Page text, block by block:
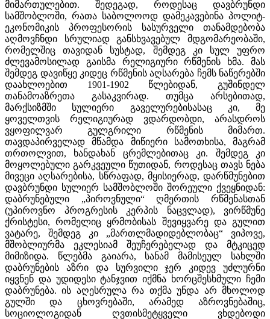
მიმართულებით. შედეგად, როდესაც დავბრუნდი
სამშობლოში, რათა საბოლოოდ დამეკავებინა პოლიტ-
ეკონომიკის პროფესორის სასურველი თანამდებობა
აღმოვჩნდი სრულიად განსხვავებულ მდგომარეობაში,
რომელშიც თავიდან სუსტად, შემდეგ კი სულ უფრო
ძლევამოსილად გაისმა რელიგიური რწმენის ხმა. მას
შემდეგ დავიწყე კიდეც რწმენის აღსარება ჩემს ნაწერებში
დაახლოებით 1901-1902 წლებიდან, გუშინდელ
თანამოაზრეთა გასაკვირად. თუმცა არსებითად,
მარქსიზმში სულიერი გაველურებისასაც კი, მე
ყოველთვის რელიგიურად ვდარდობდი, არასდროს
ვყოფილვარ გულგრილი რწმენის მიმართ.
თავდაპირველად მწამდა მიწიერი სამოთხისა, მაგრამ
თრთოლვით, ხანდახან ცრემლებითაც კი. შემდეგ კი
მოყოლებული გარკვეული წუთიდან, როდესაც თავს ნება
მივეცი აღსარებისა, სწრაფად, მყისიერად, დარწმუნებით
დავბრუნდი სულიერ სამშობლოში შორეული ქვეყნიდან:
დაბრუნებული „პიროვნული“ ღმერთის რწმენასთან
(უპიროვნო პროგრესის კერპის ნაცვლად), ვირწმუნე
ქრისტესი, რომელიც ყრმობისას შევიყვარე და გულით
ვატარე, შემდეგ კი „მართლმადიდებლობაც“ ვიპოვე,
მშობლიურმა ეკლესიამ შეუჩერებელად და მტკიცედ
მიმიზიდა. წლებმა გაიარა, სანამ მამისეულ სახლში
დაბრუნების აზრი და სურვილი ჯერ კიდევ უძლურნი
იყვნენ და უდიდესი ტანჯვით იქმნა ხორცშესხმული ჩემი
დაბრუნება. ის აღესრულა რა თქმა უნდა არ მხოლოდ
გულში და ცხოვრებაში, არამედ აზროვნებაშიც,
სოციოლოგიდან ღვთისმეტყველი ვხდებოდი